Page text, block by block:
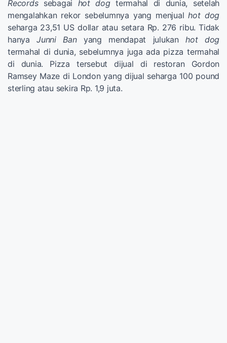
Recordssebagai hot dogtermahal di dunia, setelah
mengalahkan rekor sebelumnya yang menjualhot dog
seharga 23,51 US dollar atau setara Rp. 276 ribu. Tidak
hanyaJunni Banyang mendapat julukanhot dog
termahal di dunia, sebelumnya juga ada pizza termahal
di dunia. Pizza tersebut dijual di restoran Gordon
Ramsey Maze di London yang dijual seharga 100 pound
sterling atau sekira Rp. 1,9 juta.